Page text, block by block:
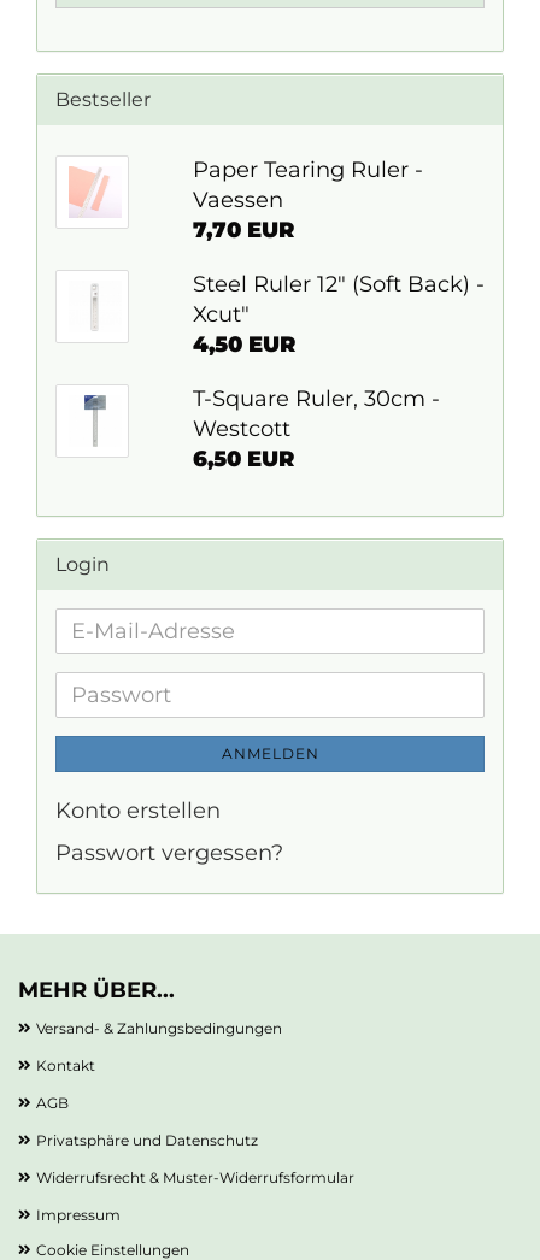
Bestseller
Paper Tearing Ruler -
Vaessen
7,70 EUR
Steel Ruler 12" (Soft Back) -
Xcut"
4,50 EUR
T-Square Ruler, 30cm -
Westcott
6,50 EUR
Login
E-
Adresse
Passwort
ANMELDEN
Konto erstellen
Passwort vergessen?
MEHR ÜBER...
Versand- & Zahlungsbedingungen
Kontakt
AGB
Privatsphäre und Datenschutz
Widerrufsrecht & Muster-Widerrufsformular
Impressum
Cookie Einstellungen